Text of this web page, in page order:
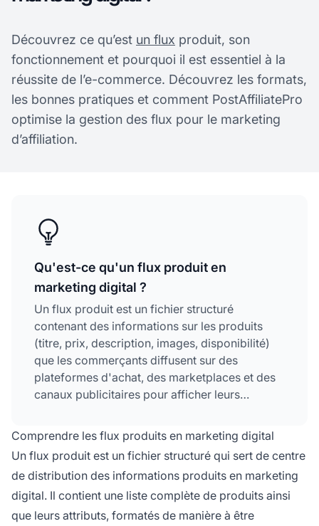
Découvrez ce qu’est un flux produit, son
fonctionnement et pourquoi il est essentiel à la
réussite de l’e-commerce. Découvrez les formats,
les bonnes pratiques et comment PostAffiliatePro
optimise la gestion des flux pour le marketing
d’affiliation.
Qu'est-ce qu'un flux produit en
marketing digital ?
Un flux produit est un fichier structuré
contenant des informations sur les produits
(titre, prix, description, images, disponibilité)
que les commerçants diffusent sur des
plateformes d'achat, des marketplaces et des
canaux publicitaires pour afficher leurs
Comprendre les flux produits en marketing digital
Un flux produit est un fichier structuré qui sert de centre
de distribution des informations produits en marketing
digital. Il contient une liste complète de produits ainsi
que leurs attributs, formatés de manière à être